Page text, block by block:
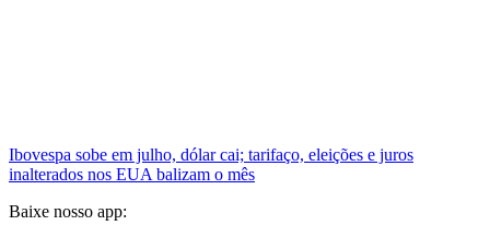
Ibovespa sobe em julho, dólar cai; tarifaço, eleições e juros
inalterados nos EUA balizam o mês
Baixe nosso app: